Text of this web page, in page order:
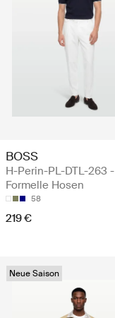
BOSS
H-Perin-PL-DTL-263 -
Formelle Hosen
58
219 €
Neue Saison